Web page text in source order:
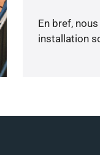
En bref,
installation